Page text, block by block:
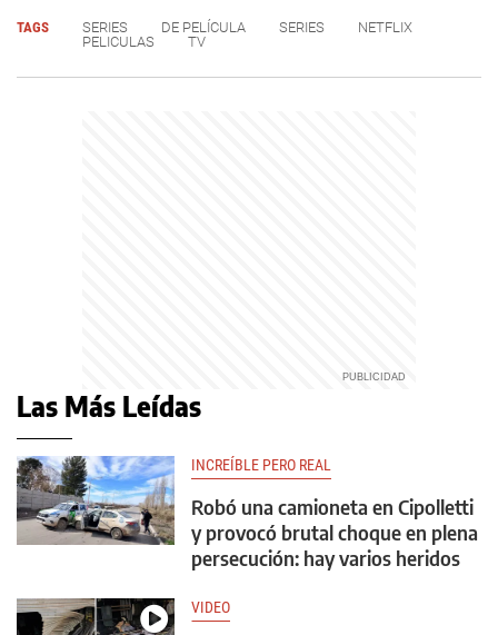
TAGS SERIES DE PELÍCULA SERIES
NETFLIX
PELICULAS
TV
Las Más Leídas
INCREÍBLE PERO REAL
Robó una camioneta en Cipolletti
y provocó brutal choque en plena
persecución: hay varios heridos
VIDEO